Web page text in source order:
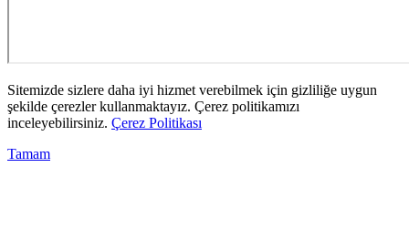
Sitemizde sizlere daha iyi hizmet verebilmek için gizliliğe uygun
şekilde çerezler kullanmaktayız. Çerez politikamızı
inceleyebilirsiniz. Çerez Politikası
Tamam